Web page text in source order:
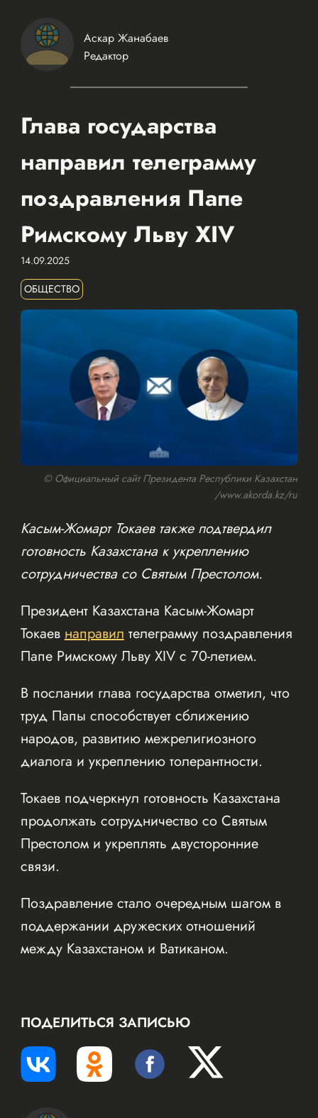
Аскар Жанабаев
Редактор
Глава государства
направил телеграмму
поздравления Папе
Римскому Льву XIV
14.09.2025
ОБЩЕСТВО
© Официальный сайт Президента Республики Казахстан
/www.akorda.kz/ru
Касым-Жомарт Токаев также подтвердил
готовность Казахстана к укреплению
сотрудничества со Святым Престолом.
Президент Казахстана Касым-Жомарт
Токаевнаправилтелеграмму поздравления
Папе Римскому Льву XIV с 70-летием.
В послании глава государства отметил, что
труд Папы способствует сближению
народов, развитию межрелигиозного
диалога и укреплению толерантности.
Токаев подчеркнул готовность Казахстана
продолжать сотрудничество со Святым
Престолом и укреплять двусторонние
связи.
Поздравление стало очередным шагом в
поддержании дружеских отношений
между Казахстаном и Ватиканом.
ПОДЕЛИТЬСЯ ЗАПИСЬЮ